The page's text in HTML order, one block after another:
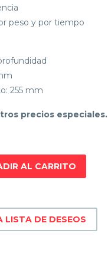
peso y por tiempo
255 mm
precios especiales.
AL CARRITO
LISTA DE DESEOS